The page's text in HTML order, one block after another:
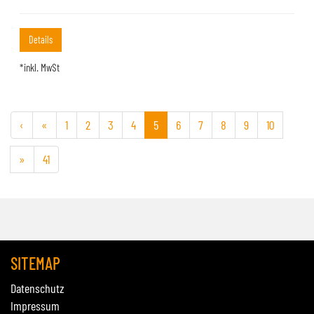
Details
*inkl. MwSt
‹ « 1 2 3 4 5 6 7 8 9 10
» 41
SITEMAP
Datenschutz
Impressum